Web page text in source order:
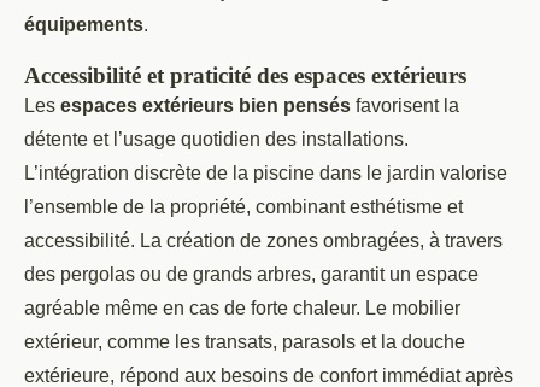
équipements.
Accessibilité et praticité des espaces extérieurs
Les espaces extérieurs bien pensés favorisent la
détente et l’usage quotidien des installations.
L’intégration discrète de la piscine dans le jardin valorise
l’ensemble de la propriété, combinant esthétisme et
accessibilité. La création de zones ombragées, à travers
des pergolas ou de grands arbres, garantit un espace
agréable même en cas de forte chaleur. Le mobilier
extérieur, comme les transats, parasols et la douche
extérieure, répond aux besoins de confort immédiat après